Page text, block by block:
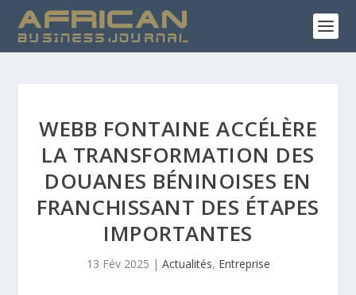
WEBB FONTAINE ACCÉLÈRE
LA TRANSFORMATION DES
DOUANES BÉNINOISES EN
FRANCHISSANT DES ÉTAPES
IMPORTANTES
13 Fév 2025 | Actualités, Entreprise